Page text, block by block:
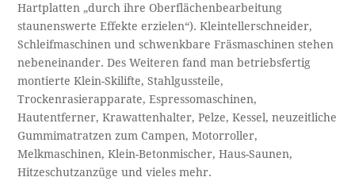
Hartplatten „durch ihre Oberflächenbearbeitung
staunenswerte Effekte erzielen“). Kleintellerschneider,
Schleifmaschinen und schwenkbare Fräsmaschinen stehen
nebeneinander. Des Weiteren fand man betriebsfertig
montierte Klein-Skilifte, Stahlgussteile,
Trockenrasierapparate, Espressomaschinen,
Hautentferner, Krawattenhalter, Pelze, Kessel, neuzeitliche
Gummimatratzen zum Campen, Motorroller,
Melkmaschinen, Klein-Betonmischer, Haus-Saunen,
Hitzeschutzanzüge und vieles mehr.